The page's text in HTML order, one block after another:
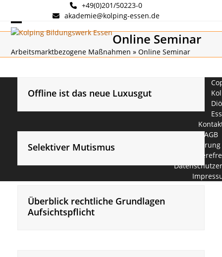
content
+49(0)201/50223-0
akademie@kolping-essen.de
Open
mobile
Close
mobile
Online Seminar
Arbeitsmarktbezogene Maßnahmen »Online Seminar
Offline ist das neue Luxusgut
Selektiver Mutismus
Überblick rechtliche Grundlagen
Aufsichtspflicht
AGB